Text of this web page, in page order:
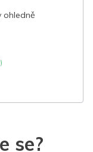
ohledně
se?